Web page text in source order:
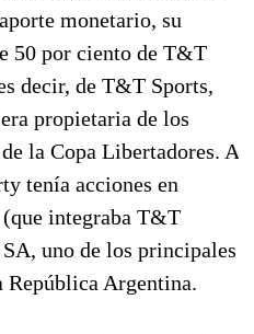
monetario, su
50 por ciento de T&T
decir, de T&T Sports,
propietaria de los
la Copa Libertadores. A
tenía acciones en
integraba T&T
uno de los principales
República Argentina.